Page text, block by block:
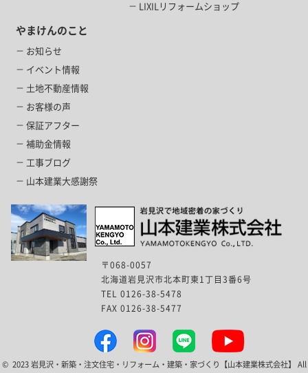
LIXILリフォームショップ
やまけんのこと
お知らせ
イベント情報
土地不動産情報
お客様の声
保証アフター
補助金情報
工事ブログ
山本建業大感謝祭
〒068-0057
北海道岩見沢市北本町東1丁目3番6号
TEL 0126-38-5478
FAX 0126-38-5477
© 2023 岩見沢・新築・注文住宅・リフォーム・建築・家づくり【山本建業株式会社】 All